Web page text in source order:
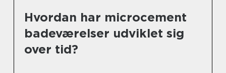
Hvordan har microcement
badeværelser udviklet sig
over tid?